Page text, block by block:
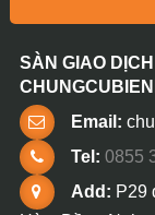
SÀN GIAO
Email:
Tel: 0855
Add: P29